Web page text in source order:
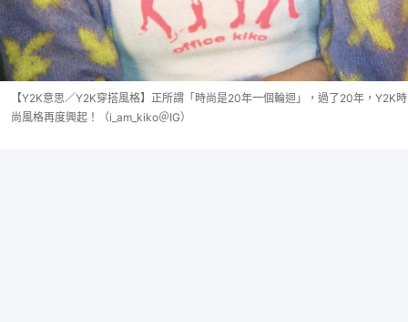
【Y2K意思／Y2K穿搭風格】正所謂「時尚是20年一個輪迴」，過了20年，Y2K時
尚風格再度興起！（i_am_kiko＠IG）